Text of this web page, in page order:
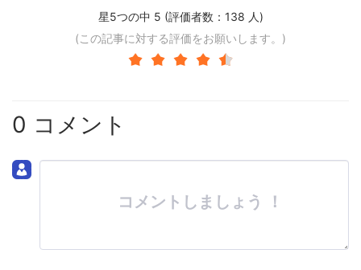
星5つの中 5 (評価者数： 138 人)
(この記事に対する評価をお願いします。)
0 コメント
コメントしましょう ！